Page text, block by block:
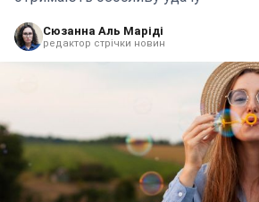
Сюзанна Аль Маріді
редактор стрічки новин